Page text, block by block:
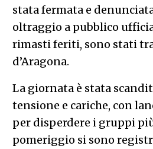
stata fermata e
oltraggio a pubblico
rimasti feriti, sono stati
d’Aragona.
La giornata è stata
tensione e cariche, con
per disperdere i gruppi
pomeriggio si sono